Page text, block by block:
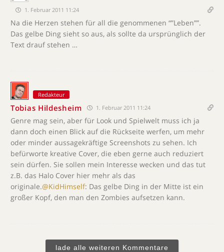
1. Februar 2011 11:24
Na die Herzen stehen für all die genommenen “”Leben””.
Das gelbe Ding sieht so aus, als sollte da ursprünglich der
Text drauf stehen …
Redakteur
Tobias Hildesheim 1. Februar 2011 11:24
Genre mag sein, aber für Look und Spielwelt muss ich ja
dann doch einen Blick auf die Rückseite werfen, um mehr
oder minder aussagekräftige Screenshots zu sehen. Ich
befürworte kreative Cover, die eben gerne auch reduziert
sein dürfen. Sie sollen mein Interesse wecken und das tut
z.B. das Halo Cover hier mehr als das
originale.@KidHimself: Das gelbe Ding in der Mitte ist ein
großer Kopf, den man den Zombies aufsetzen kann.
lade alle weiteren Kommentare